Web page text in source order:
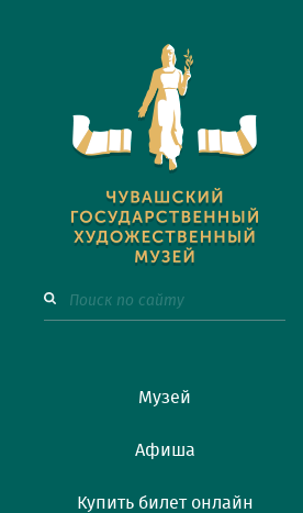
Музей
Афиша
Купить билет онлайн